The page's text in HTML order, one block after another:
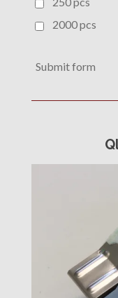
2000 pcs
Submit form